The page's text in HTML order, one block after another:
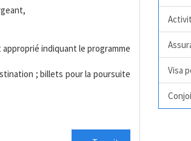
indiquant le programme
; billets pour la poursuite
Visa